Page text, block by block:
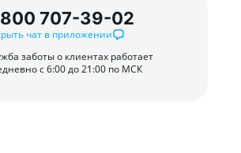
707-39-02
чат в приложении
заботы о клиентах работает
с 6:00 до 21:00 по МСК